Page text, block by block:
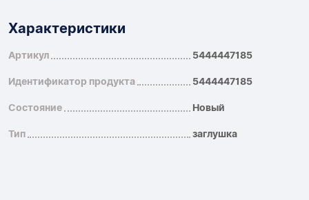
Характеристики
Артикул 5444447185
Идентификатор продукта 5444447185
Состояние Новый
Тип заглушка